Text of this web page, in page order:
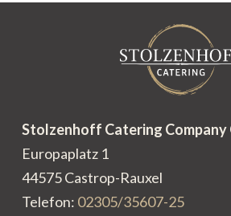
Stolzenhoff Catering Company
Europaplatz 1
44575 Castrop-Rauxel
Telefon: 02305/35607-25